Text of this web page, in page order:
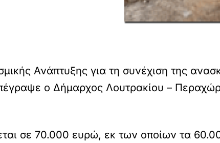
Ανάπτυξης για τη συνέχιση της
ο Δήμαρχος Λουτρακίου –
σε 70.000 ευρώ, εκ των οποίων τα